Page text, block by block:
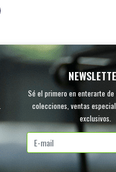
Sé el primero en enterarte de
colecciones, ventas
exclusivos.